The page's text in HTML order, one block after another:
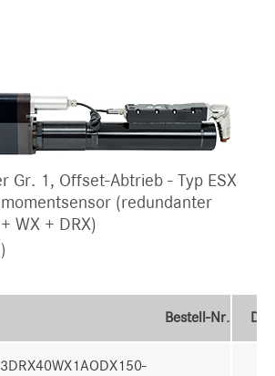
Gr. 1, Offset-Abtrieb - Typ ESX
(redundanter
WX + DRX)
Bestell-Nr.